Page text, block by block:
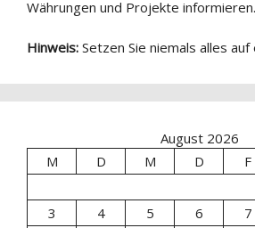
Währungen und Projekte informieren.
Hinweis: Setzen Sie niemals alles auf
August 2026
M
D M D F
3
4 5 6 7